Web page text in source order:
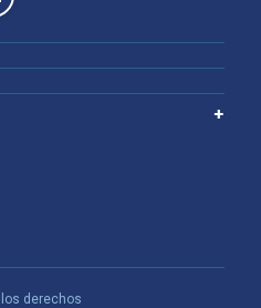
derechos